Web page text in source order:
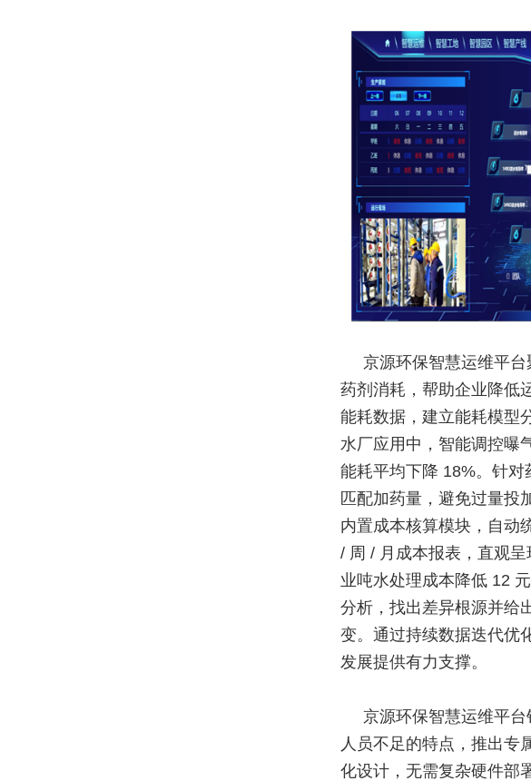
京源环保智慧运维平
药剂消耗，帮助企业降低
能耗数据，建立能耗模型
水厂应用中，智能调控曝
能耗平均下降 18%。针
匹配加药量，避免过量投
内置成本核算模块，自动
/ 周 / 月成本报表，直观
业吨水处理成本降低 12
分析，找出差异根源并给
变。通过持续数据迭代优
发展提供有力支撑。
京源环保智慧运维平
人员不足的特点，推出专
化设计，无需复杂硬件部